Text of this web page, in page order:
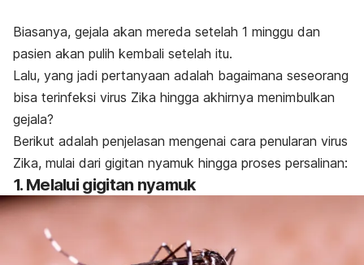
Biasanya, gejala akan mereda setelah 1 minggu dan
pasien akan pulih kembali setelah itu.
Lalu, yang jadi pertanyaan adalah bagaimana seseorang
bisa terinfeksi virus Zika hingga akhirnya menimbulkan
gejala?
Berikut adalah penjelasan mengenai cara penularan virus
Zika, mulai dari gigitan nyamuk hingga proses persalinan:
1. Melalui gigitan nyamuk